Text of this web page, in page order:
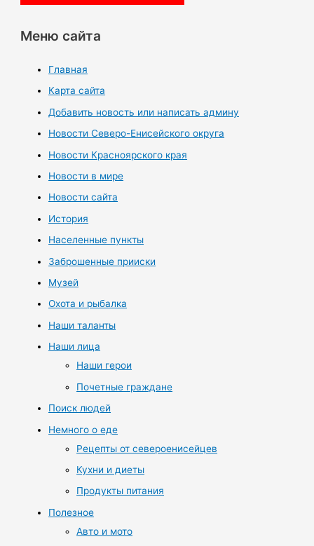
Меню сайта
Главная
Карта сайта
Добавить новость или написать админу
Новости Северо-Енисейского округа
Новости Красноярского края
Новости в мире
Новости сайта
История
Населенные пункты
Заброшенные прииски
Музей
Охота и рыбалка
Наши таланты
Наши лица
Наши герои
Почетные граждане
Поиск людей
Немного о еде
Рецепты от североенисейцев
Кухни и диеты
Продукты питания
Полезное
Авто и мото